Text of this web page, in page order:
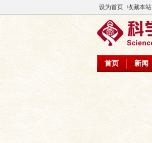
设为首页 收藏本站
首页 新闻